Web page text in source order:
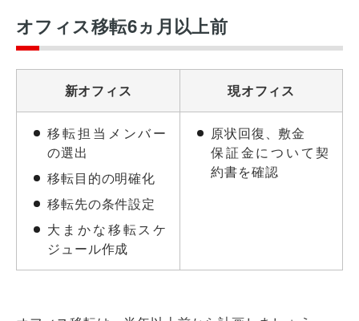
オフィス移転6ヵ月以上前
新オフィス 現オフィス
移転担当メンバー
の選出
移転目的の明確化
移転先の条件設定
大まかな移転スケ
ジュール作成
原状回復、敷金
保証金について契
約書を確認